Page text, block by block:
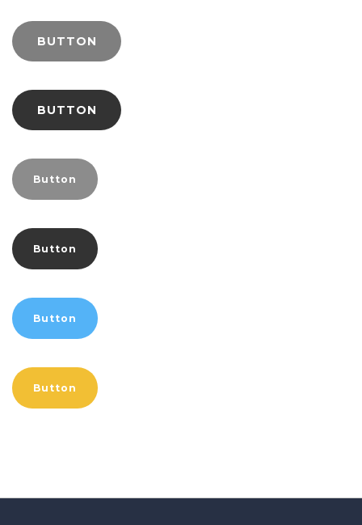
BUTTON
BUTTON
Button
Button
Button
Button